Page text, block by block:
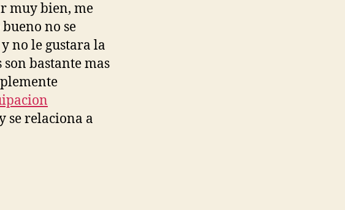
muy bien, me
no se
no le gustara la
bastante mas
se relaciona a